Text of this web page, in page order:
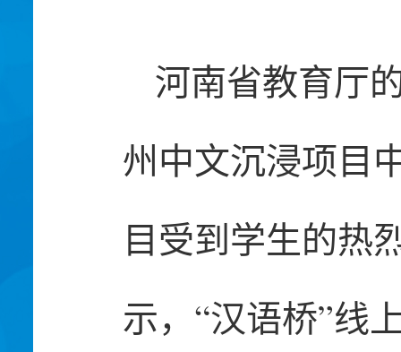
河南省教育厅
州中文沉浸项目
目受到学生的热
示，“汉语桥”线